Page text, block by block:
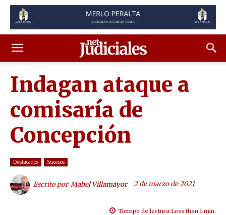
Indagan ataque a
comisaría de
Concepción
Destacados Sucesos
Escrito por Mabel Villamayor 2 de marzo de 2021
Tiempo de lectura:Less than 1 min.